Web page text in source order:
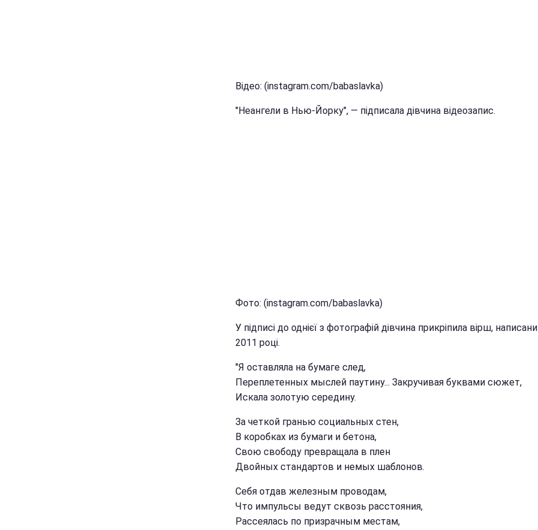
Відео: (instagram.com/babaslavka)
"Неангели в Нью-Йорку", — підписала дівчина відеозапис.
Фото: (instagram.com/babaslavka)
У підписі до однієї з фотографій дівчина прикріпила вірш,
2011 році.
"Я оставляла на бумаге след,
Переплетенных мыслей паутину... Закручивая буквами сюжет,
Искала золотую середину.
За четкой гранью социальных стен,
В коробках из бумаги и бетона,
Свою свободу превращала в плен
Двойных стандартов и немых шаблонов.
Себя отдав железным проводам,
Что импульсы ведут сквозь расстояния,
Рассеялась по призрачным местам,